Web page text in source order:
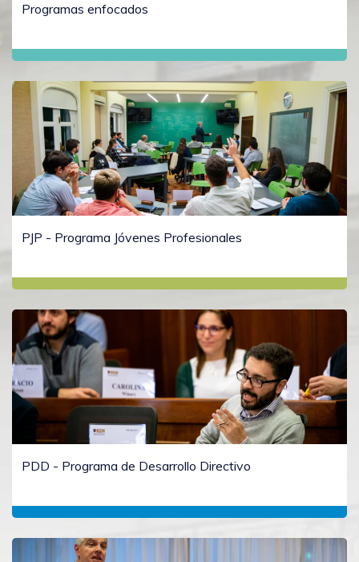
Programas enfocados
PJP - Programa Jóvenes Profesionales
PDD - Programa de Desarrollo Directivo